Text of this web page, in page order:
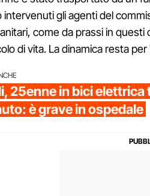
intervenuti gli agenti del
come da prassi in
di vita. La dinamica resta
25enne in bici elettrica
è grave in ospedale